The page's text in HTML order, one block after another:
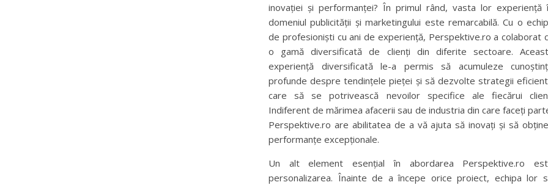
inovației și performanței? În primul rând, vasta lor experiență
domeniul publicității și marketingului este remarcabilă. Cu o
de profesioniști cu ani de experiență, Perspektive.ro a colaborat
o gamă diversificată de clienți din diferite sectoare.
experiență diversificată le-a permis să acumuleze
profunde despre tendințele pieței și să dezvolte strategii
care să se potrivească nevoilor specifice ale fiecărui
Indiferent de mărimea afacerii sau de industria din care faceți
Perspektive.ro are abilitatea de a vă ajuta să inovați și să
performanțe excepționale.
Un alt element esențial în abordarea Perspektive.ro
personalizarea. Înainte de a începe orice proiect, echipa lor